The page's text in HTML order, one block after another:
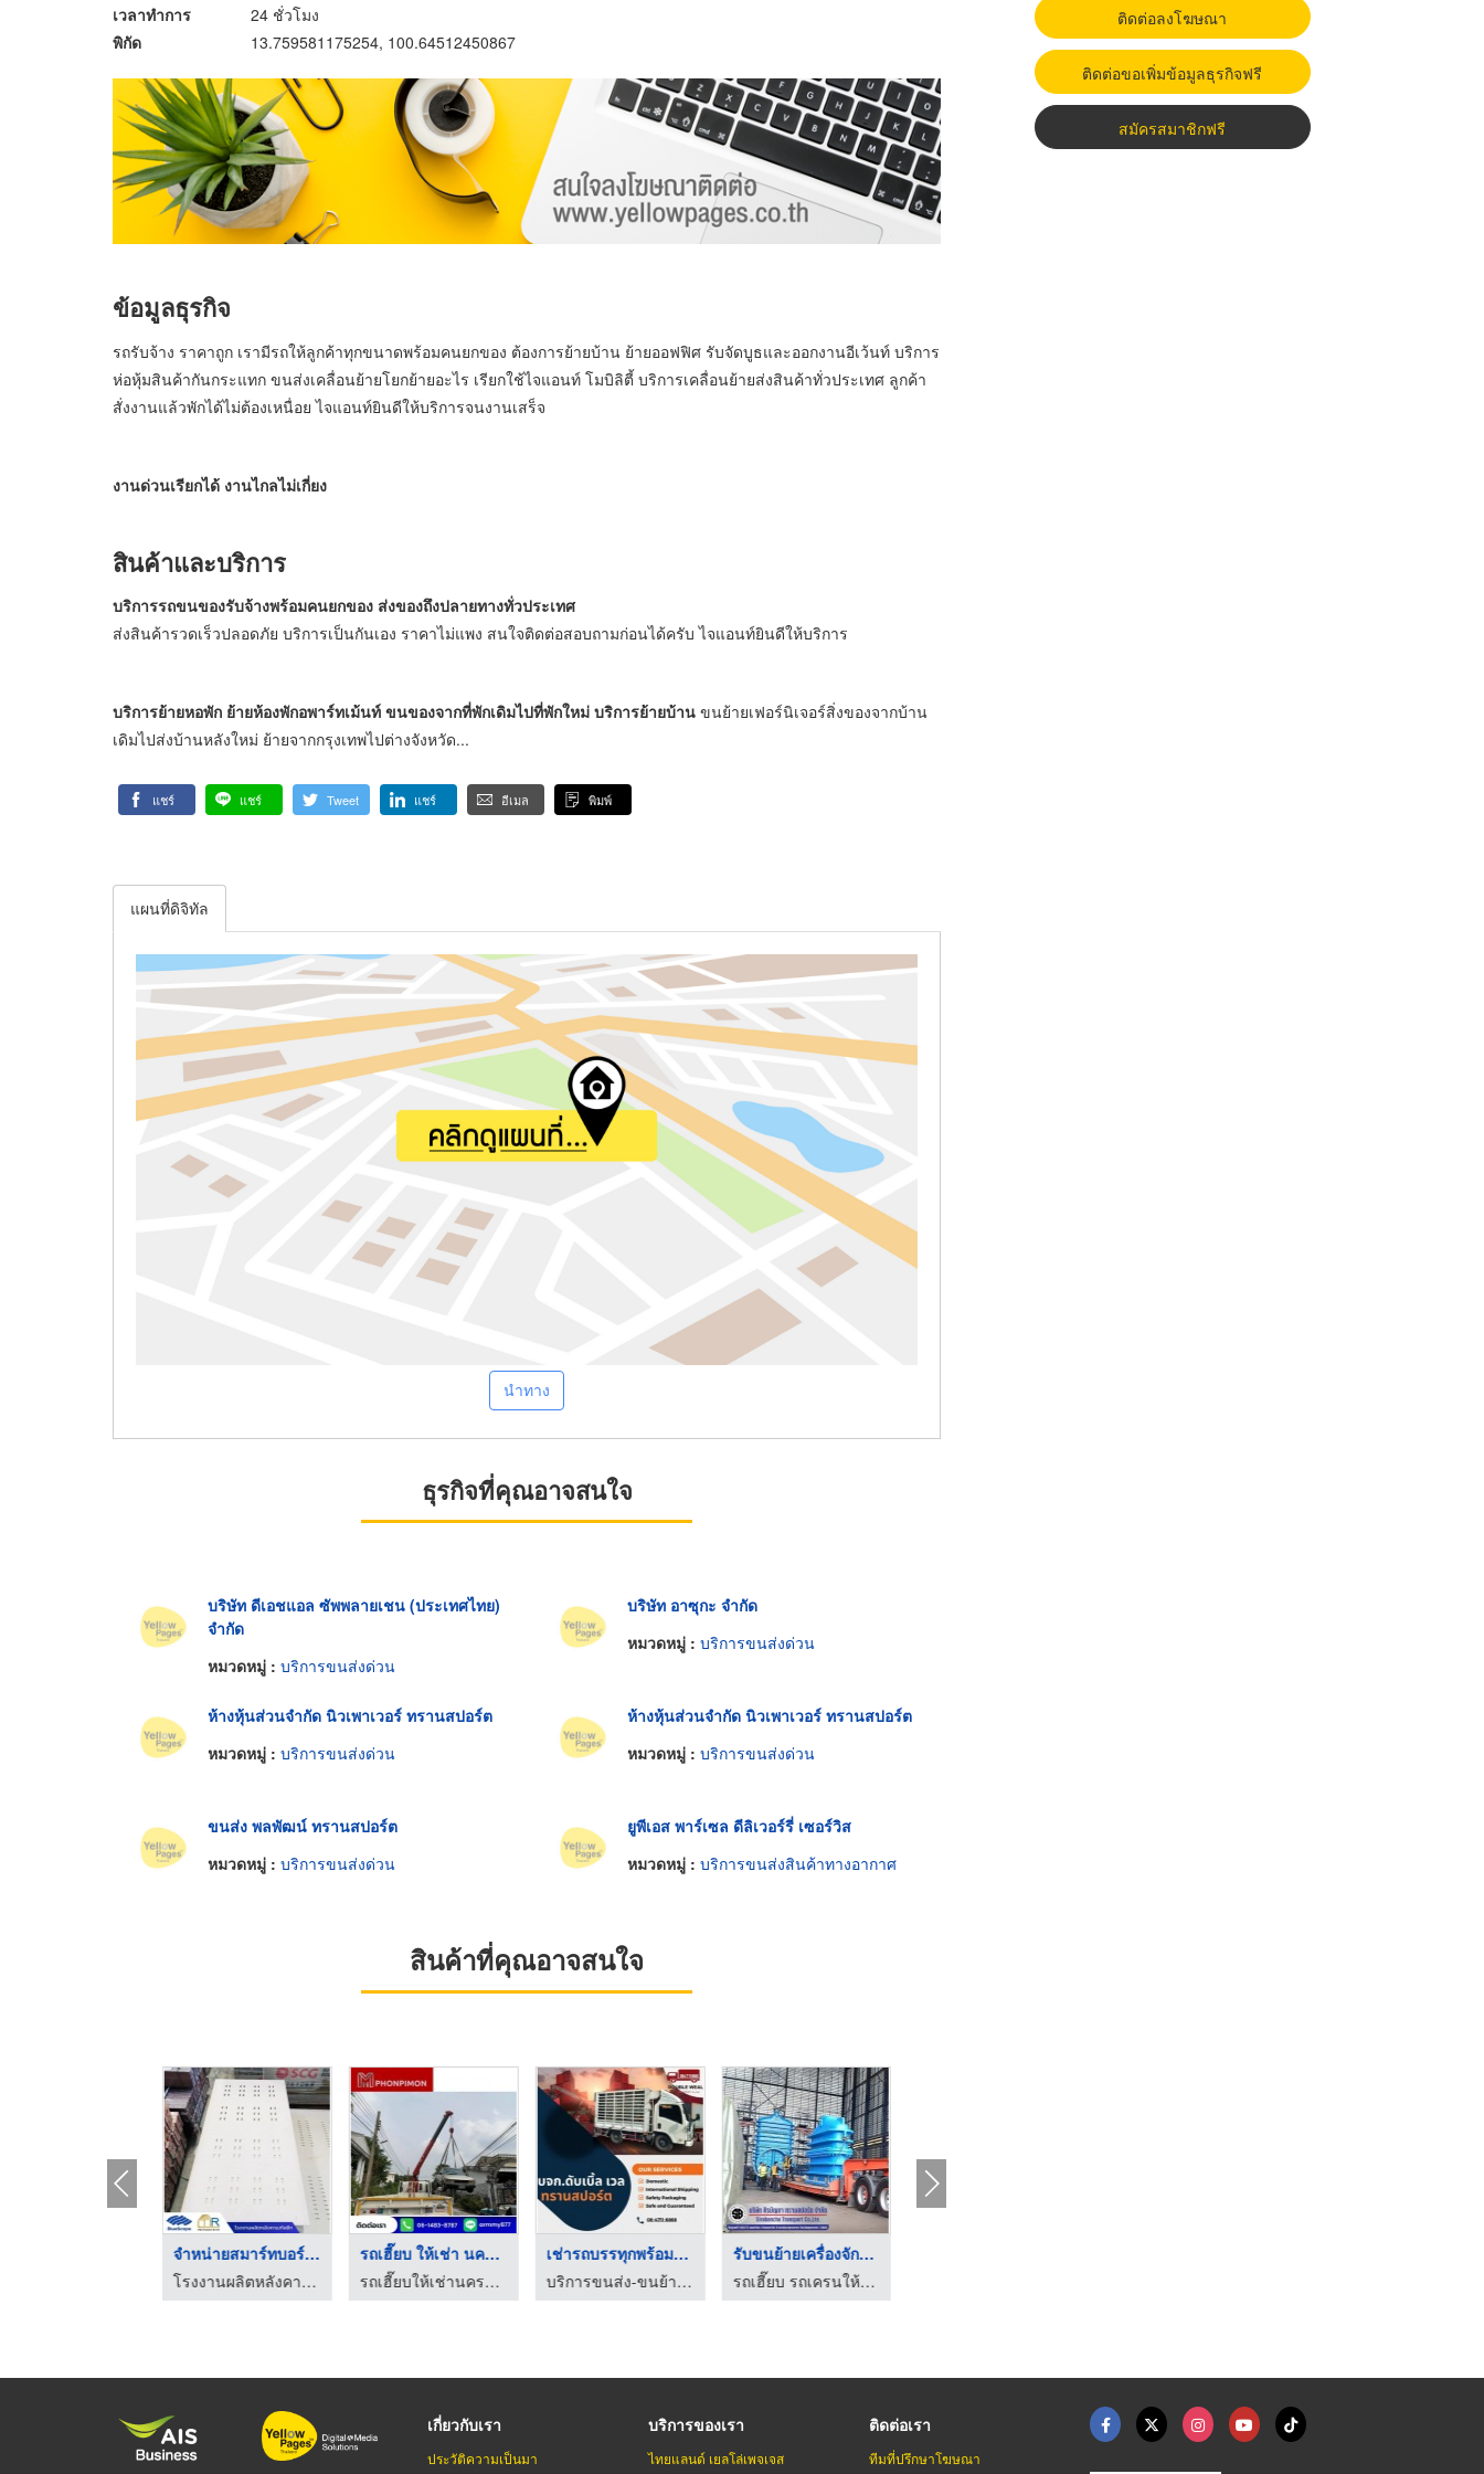
เวลาทำการ
24 ชั่วโมง
พิกัด
13.759581175254, 100.64512450867
ข้อมูลธุรกิจ
รถรับจ้าง ราคาถูก เรามีรถให้ลูกค้าทุกขนาดพร้อมคนยกของ ต้องการย้ายบ้าน ย้ายออฟฟิศ รับจัดบูธและออกงานอีเว้นท์ บริการ
ห่อหุ้มสินค้ากันกระแทก ขนส่งเคลื่อนย้ายโยกย้ายอะไร เรียกใช้ไจแอนท์ โมบิลิตี้ บริการเคลื่อนย้ายส่งสินค้าทั่วประเทศ ลูกค้า
สั่งงานแล้วพักได้ไม่ต้องเหนื่อย ไจแอนท์ยินดีให้บริการจนงานเสร็จ
งานด่วนเรียกได้ งานไกลไม่เกี่ยง
สินค้าและบริการ
บริการรถขนของรับจ้างพร้อมคนยกของ ส่งของถึงปลายทางทั่วประเทศ
ส่งสินค้ารวดเร็วปลอดภัย บริการเป็นกันเอง ราคาไม่แพง สนใจติดต่อสอบถามก่อนได้ครับ ไจแอนท์ยินดีให้บริการ
บริการย้ายหอพัก ย้ายห้องพักอพาร์ทเม้นท์ ขนของจากที่พักเดิมไปที่พักใหม่ บริการย้ายบ้าน ขนย้ายเฟอร์นิเจอร์สิ่งของจากบ้าน
เดิมไปส่งบ้านหลังใหม่ ย้ายจากกรุงเทพไปต่างจังหวัด...
แชร์ แชร์ Tweet แชร์ อีเมล พิมพ์
แผนที่ดิจิทัล
นำทาง
ธุรกิจที่คุณอาจสนใจ
บริษัท ดีเอชแอล ซัพพลายเชน (ประเทศไทย)
จำกัด
หมวดหมู่ : บริการขนส่งด่วน
บริษัท อาซุกะ จำกัด
หมวดหมู่ : บริการขนส่งด่วน
ห้างหุ้นส่วนจำกัด นิวเพาเวอร์ ทรานสปอร์ต
หมวดหมู่ : บริการขนส่งด่วน
ห้างหุ้นส่วนจำกัด นิวเพาเวอร์ ทรานสปอร์ต
หมวดหมู่ : บริการขนส่งด่วน
ขนส่ง พลพัฒน์ ทรานสปอร์ต
หมวดหมู่ : บริการขนส่งด่วน
ยูพีเอส พาร์เซล ดีลิเวอร์รี่ เซอร์วิส
หมวดหมู่ : บริการขนส่งสินค้าทางอากาศ
สินค้าที่คุณอาจสนใจ
จำหน่ายสมาร์ทบอร์ด น ...
โรงงานผลิตหลังคาเมทัลชีท-โปรสมาร์ท รูฟ นครสวรรค์
รถเฮี๊ยบ ให้เช่า นคร ...
รถเฮี๊ยบให้เช่านครปฐม - พรพิมล เครน
เช่ารถบรรทุกพร้อมคนย ...
บริการขนส่ง-ขนย้าย พร้อมพนักงานยกของ
รับขนย้ายเครื่องจักร ...
รถเฮี๊ยบ รถเครนให้เช่า รับขนย้ายเครื่องจักร สมุทรสาคร
ติดต่อลงโฆษณา
ติดต่อขอเพิ่มข้อมูลธุรกิจฟรี
สมัครสมาชิกฟรี
เกี่ยวกับเรา
ประวัติความเป็นมา
บริการของเรา
ไทยแลนด์ เยลโล่เพจเจส
ติดต่อเรา
ทีมที่ปรึกษาโฆษณา